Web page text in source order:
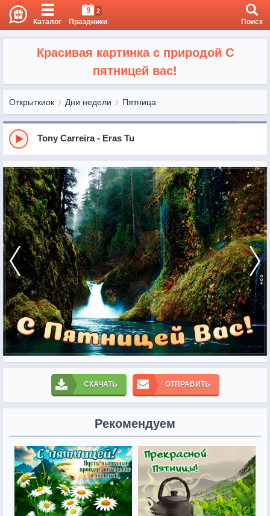
Каталог
9 2
Праздники Поиск
Красивая картинка с природой С
пятницей вас!
Открыткиок Дни недели Пятница
Tony Carreira - Eras Tu
СКАЧАТЬ ОТПРАВИТЬ
Рекомендуем